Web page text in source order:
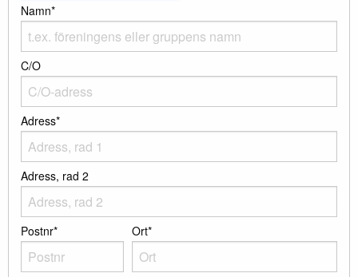
Namn*
C/O
Adress*
Adress, rad 2
Postnr* Ort*